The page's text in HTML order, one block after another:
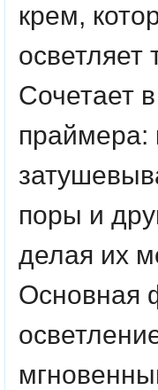
крем,
осветляет
Сочетает
праймера:
поры и
делая их
Основная